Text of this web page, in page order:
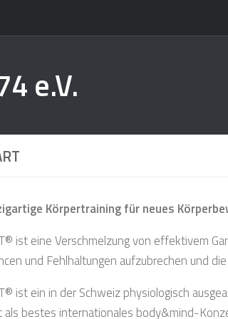
e.V.
Körpertraining für neues
ist eine Verschmelzung von effektivem
und Fehlhaltungen aufzubrechen und
ist ein in der Schweiz physiologisch
als bestes internationales body&mind-